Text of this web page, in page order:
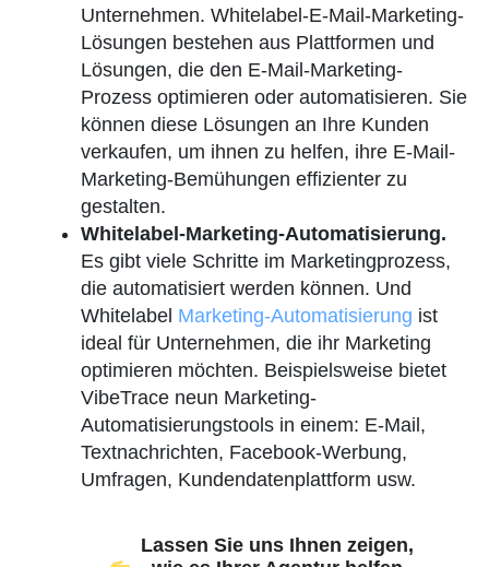
Unternehmen. Whitelabel-E-Mail-Marketing-
Lösungen bestehen aus Plattformen und
Lösungen, die den E-Mail-Marketing-
Prozess optimieren oder automatisieren. Sie
können diese Lösungen an Ihre Kunden
verkaufen, um ihnen zu helfen, ihre E-Mail-
Marketing-Bemühungen effizienter zu
gestalten.
Whitelabel-Marketing-Automatisierung.
Es gibt viele Schritte im Marketingprozess,
die automatisiert werden können. Und
Whitelabel Marketing-Automatisierung ist
ideal für Unternehmen, die ihr Marketing
optimieren möchten. Beispielsweise bietet
VibeTrace neun Marketing-
Automatisierungstools in einem: E-Mail,
Textnachrichten, Facebook-Werbung,
Umfragen, Kundendatenplattform usw.
Lassen Sie uns Ihnen zeigen,